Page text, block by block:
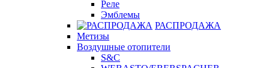
Реле
Эмблемы
РАСПРОДАЖА
Метизы
Воздушные отопители
S&C